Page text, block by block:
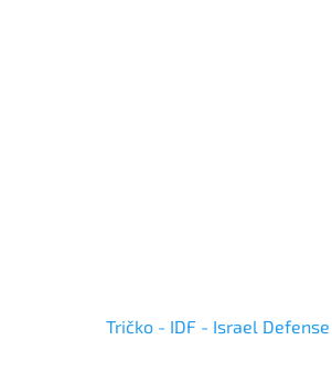
Tričko - IDF - Israel